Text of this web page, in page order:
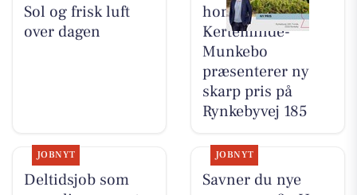
Sol og frisk luft
over dagen
home
Kerteminde-
Munkebo
præsenterer ny
skarp pris på
Rynkebyvej 185
JOBNYT
Deltidsjob som
JOBNYT
Savner du nye